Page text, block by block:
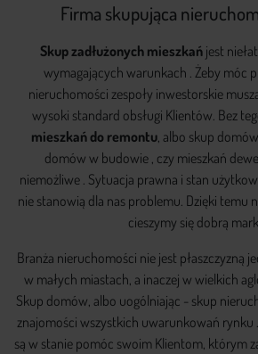
Firma skupująca
Skup zadłużonych mieszkań jest
wymagających warunkach . Żeby móc
nieruchomości zespoły inwestorskie
wysoki standard obsługi Klientów. Bez
mieszkań do remontu, albo skup
domów w budowie , czy mieszkań
niemożliwe . Sytuacja prawna i stan
nie stanowią dla nas problemu. Dzięki temu
cieszymy się dobrą
Branża nieruchomości nie jest płaszczyzną
w małych miastach, a inaczej w wielkich
Skup domów, albo uogólniając - skup
znajomości wszystkich uwarunkowań rynku
są w stanie pomóc swoim Klientom, którym